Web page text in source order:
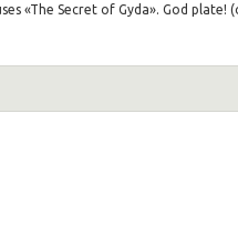
«The Secret of Gyda». God